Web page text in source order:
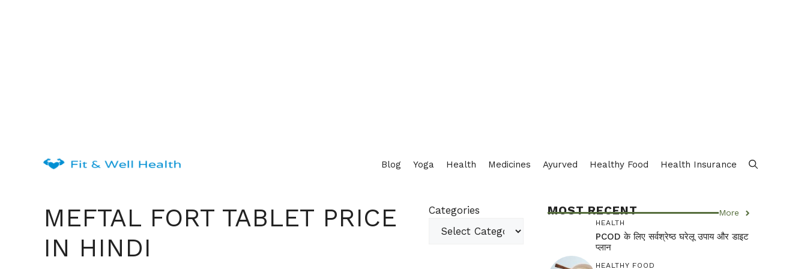
Blog Yoga Health Medicines Ayurved Healthy Food Health Insurance
MEFTAL FORT TABLET PRICE
IN HINDI
Categories MOST RECENT More
HEALTH
PCOD के लिए सर्वश्रेष्ठ घरेलू उपाय और डाइट
प्लान
HEALTHY FOOD